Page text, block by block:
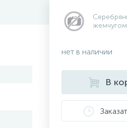
жемчугом
нет в наличии
В